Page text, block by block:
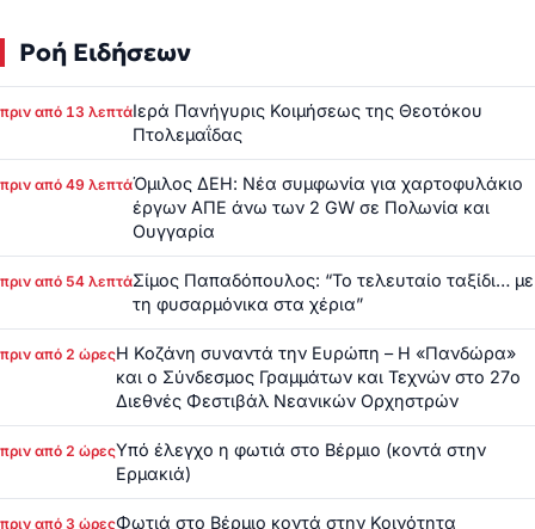
Ροή Ειδήσεων
πριν από 13 λεπτάΙερά Πανήγυρις Κοιμήσεως της Θεοτόκου
Πτολεμαΐδας
πριν από 49 λεπτάΌμιλος ΔΕΗ: Νέα συμφωνία για χαρτοφυλάκιο
έργων ΑΠΕ άνω των 2 GW σε Πολωνία και
Ουγγαρία
πριν από 54 λεπτάΣίμος Παπαδόπουλος: “Το τελευταίο ταξίδι… με
τη φυσαρμόνικα στα χέρια”
πριν από 2 ώρεςΗ Κοζάνη συναντά την Ευρώπη – Η «Πανδώρα»
και ο Σύνδεσμος Γραμμάτων και Τεχνών στο 27ο
Διεθνές Φεστιβάλ Νεανικών Ορχηστρών
πριν από 2 ώρεςΥπό έλεγχο η φωτιά στο Βέρμιο (κοντά στην
Ερμακιά)
πριν από 3 ώρεςΦωτιά στο Βέρμιο κοντά στην Κοινότητα